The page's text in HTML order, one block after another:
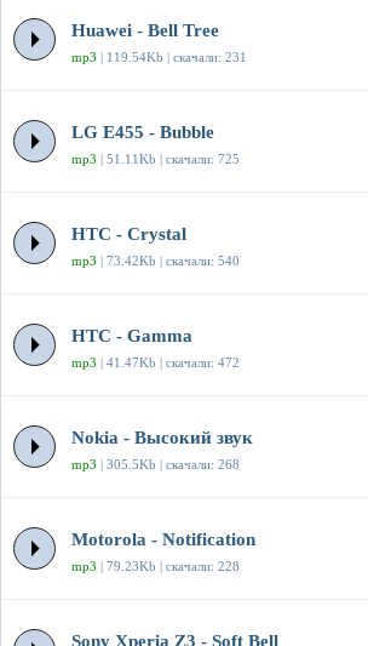
Huawei - Bell Tree
mp3 | 119.54Kb | скачали: 231
LG E455 - Bubble
mp3 | 51.11Kb | скачали: 725
HTC - Crystal
mp3 | 73.42Kb | скачали: 540
HTC - Gamma
mp3 | 41.47Kb | скачали: 472
Nokia - Высокий звук
mp3 | 305.5Kb | скачали: 268
Motorola - Notification
mp3 | 79.23Kb | скачали: 228
Sony Xperia Z3 - Soft Bell